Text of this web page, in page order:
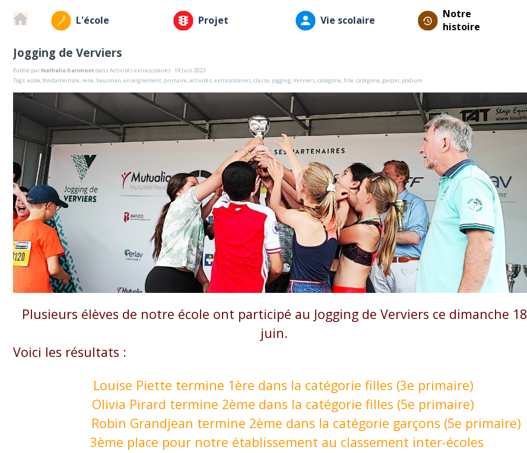
L'école Projet Vie scolaire
Notre
histoire
Jogging de Verviers
Publié parNathalie DarimontdansActivités extrascolaires · 19 Juin 2023
Tags:ecole,fondamentale, rene, hausman,enseignement, primaire,activités,extrascolaires,classe, jogging,Verviers,catégorie,fille,catégorie,garçon, podium
Plusieurs élèves de notre école ont participé au Jogging de Verviers ce dimanche 18
juin.
Voici les résultats :
Louise Piette termine 1ère dans la catégorie filles (3e primaire)
Olivia Pirard termine 2ème dans la catégorie filles (5e primaire)
Robin Grandjean termine 2ème dans la catégorie garçons (5e primaire)
3ème place pour notre établissement au classement inter-écoles